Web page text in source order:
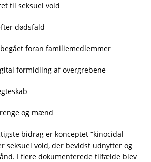
til seksuel vold
dødsfald
foran familiemedlemmer
formidling af overgrebene
og mænd
bidrag er konceptet “kinocidal
seksuel vold, der bevidst udnytter og
I flere dokumenterede tilfælde blev